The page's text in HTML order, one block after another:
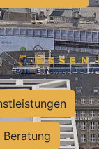
Beratung